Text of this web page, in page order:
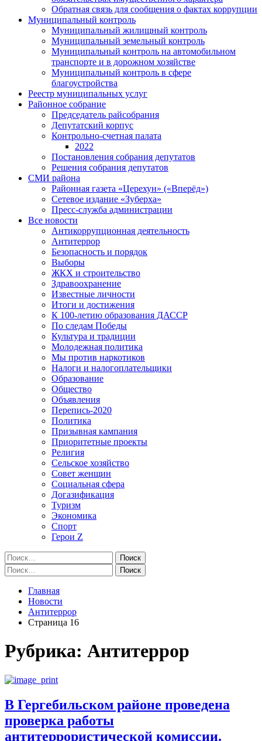
Обратная связь для сообщения о фактах коррупции
Муниципальный контроль
Муниципальный жилищный контроль
Муниципальный земельный контроль
Муниципальный контроль на автомобильном
транспорте и в дорожном хозяйстве
Муниципальный контроль в сфере
благоустройства
Реестр муниципальных услуг
Районное собрание
Председатель райсобрания
Депутатский корпус
Контрольно-счетная палата
2022
Постановления собрания депутатов
Решения собрания депутатов
СМИ района
Районная газета «Церехун» («Вперёд»)
Сетевое издание «Зуберха»
Пресс-служба администрации
Все новости
Антикоррупционная деятельность
Антитеррор
Безопасность и порядок
Выборы
ЖКХ и строительство
Здравоохранение
Известные личности
Итоги и достижения
К 100-летию образования ДАССР
По следам Победы
Культура и традиции
Молодежная политика
Мы против наркотиков
Налоги и налогоплательщики
Образование
Общество
Объявления
Перепись-2020
Политика
Призывная кампания
Приоритетные проекты
Религия
Сельское хозяйство
Совет женщин
Социальная сфера
Догазификация
Туризм
Экономика
Спорт
Герои Z
Найти:
Найти:
Главная
Новости
Антитеррор
Страница 16
Рубрика: Антитеррор
В Гергебильском районе проведена
проверка работы
антитеррористической комиссии.